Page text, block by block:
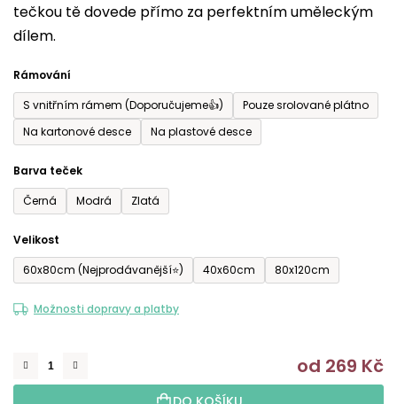
tečkou tě dovede přímo za perfektním uměleckým
dílem.
Rámování
S vnitřním rámem (Doporučujeme👍)
Pouze srolované plátno
Na kartonové desce
Na plastové desce
Barva teček
Černá
Modrá Zlatá
Velikost
60x80cm (Nejprodávanější⭐)
40x60cm 80x120cm
Možnosti dopravy a platby
od 269 Kč